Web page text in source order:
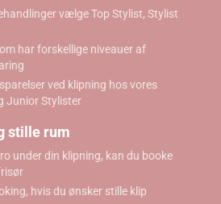
vælge Top Stylist, Stylist
har forskellige niveauer af
ved klipning hos vores
Junior Stylister
stille rum
under din klipning, kan du booke
hvis du ønsker stille klip